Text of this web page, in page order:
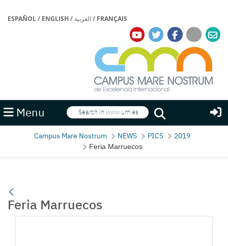
ESPAÑOL/ ENGLISH / العربية/ FRANÇAIS
Menu Search
Search
Campus Mare Nostrum NEWS PICS 2019
Feria Marruecos
Feria Marruecos